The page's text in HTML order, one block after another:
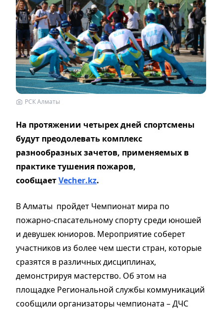
РСК Алматы
На протяжении четырех дней спортсмены
будут преодолевать комплекс
разнообразных зачетов, применяемых в
практике тушения пожаров,
сообщаетVecher.kz.
В Алматы пройдет Чемпионат мира по
пожарно-спасательному спорту среди юношей
и девушек юниоров. Мероприятие соберет
участников из более чем шести стран, которые
сразятся в различных дисциплинах,
демонстрируя мастерство. Об этом на
площадке Региональной службы коммуникаций
сообщили организаторы чемпионата – ДЧС